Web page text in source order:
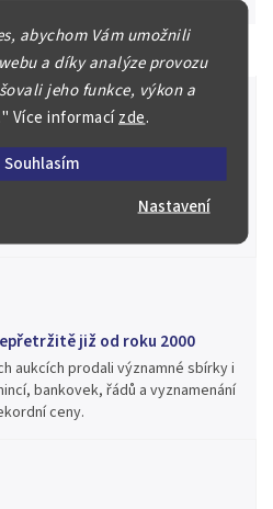
abychom Vám umožnili
a díky analýze provozu
jeho funkce, výkon a
" Více informacízde.
Souhlasím
Nastavení
za nejlepší ceny
se Vám bude plně věnovat.
Vašeho materiálu, prodáme v naší
již od roku 2000
aukcích prodali významné sbírky i
bankovek, řádů a vyznamenání
ceny.